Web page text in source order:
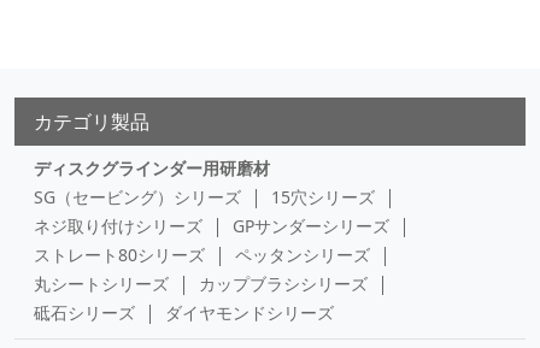
カテゴリ製品
ディスクグラインダー用研磨材
SG（セービング）シリーズ
15穴シリーズ
ネジ取り付けシリーズ
GPサンダーシリーズ
ストレート80シリーズ
ペッタンシリーズ
丸シートシリーズ
カップブラシシリーズ
砥石シリーズ
ダイヤモンドシリーズ